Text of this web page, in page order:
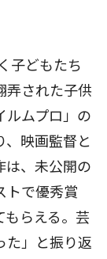
子どもたち
弄された子供
ルムプロ」の
、映画監督と
は、未公開の
トで優秀賞
もらえる。芸
た」と振り返